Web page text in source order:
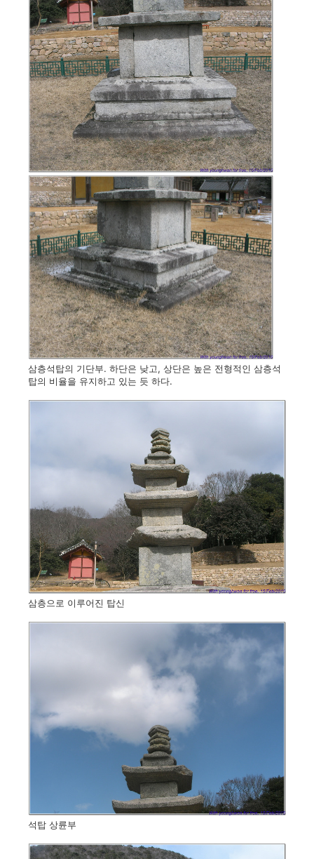
삼층석탑의 기단부. 하단은 낮고, 상단은 높은 전형적인 삼층석
탑의 비율을 유지하고 있는 듯 하다.
삼층으로 이루어진 탑신
석탑 상륜부